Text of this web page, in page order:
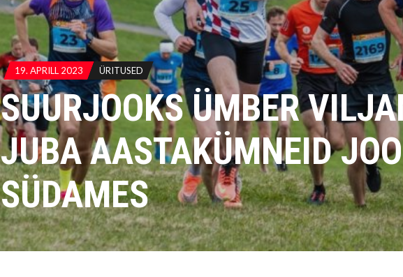
19. APRILL 2023 ÜRITUSED
SUURJOOKS ÜMBER
JUBA AASTAKÜMNEID
SÜDAMES